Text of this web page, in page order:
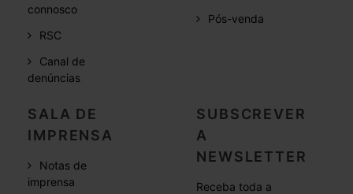
connosco
RSC
Canal de
denúncias
Pós-venda
SALA DE
IMPRENSA
Notas de
imprensa
SUBSCREVER
A
NEWSLETTER
Receba toda a